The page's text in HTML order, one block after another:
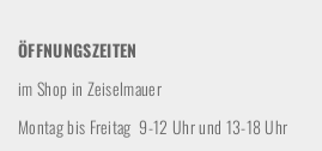
ÖFFNUNGSZEITEN
im Shop in Zeiselmauer
Montag bis Freitag 9-12 Uhr und 13-18 Uhr